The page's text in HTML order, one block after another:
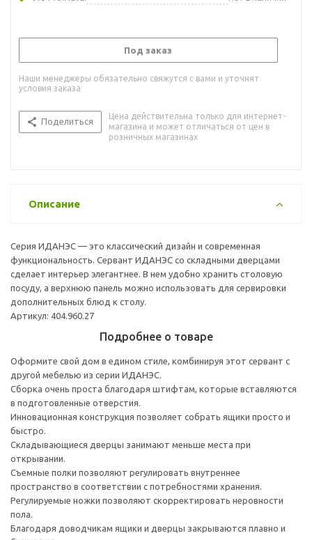
Под заказ
Наши менеджеры обязательно свяжутся с вами и уточнят
условия заказа
Поделиться
Цена действительна только для интернет-
магазина и может отличаться от цен в
розничных магазинах
Описание
Серия ИДАНЭС — это классический дизайн и современная
функциональность. Сервант ИДАНЭС со складными дверцами
сделает интерьер элегантнее. В нем удобно хранить столовую
посуду, а верхнюю панель можно использовать для сервировки
дополнительных блюд к столу.
Артикул: 404.960.27
Подробнее о товаре
Оформите свой дом в едином стиле, комбинируя этот сервант с
другой мебелью из серии ИДАНЭС.
Сборка очень проста благодаря штифтам, которые вставляются
в подготовленные отверстия.
Инновационная конструкция позволяет собрать ящики просто и
быстро.
Складывающиеся дверцы занимают меньше места при
открывании.
Съемные полки позволяют регулировать внутреннее
пространство в соответствии с потребностями хранения.
Регулируемые ножки позволяют скорректировать неровности
пола.
Благодаря доводчикам ящики и дверцы закрываются плавно и